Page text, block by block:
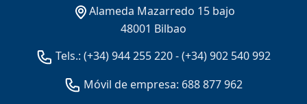
Alameda Mazarredo 15 bajo
48001 Bilbao
Tels.: (+34) 944 255 220-(+34) 902 540 992
Móvil de empresa: 688 877 962